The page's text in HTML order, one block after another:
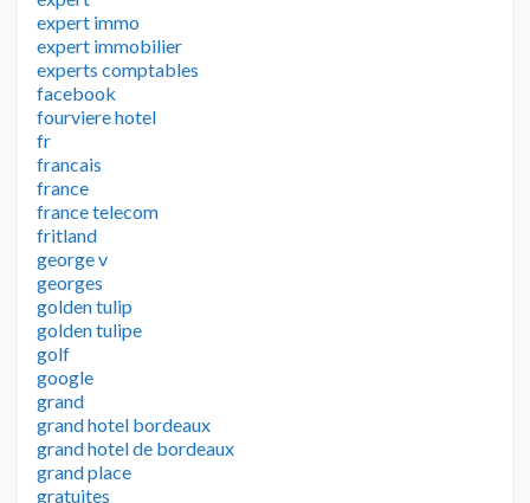
expert immo
expert immobilier
experts comptables
facebook
fourviere hotel
fr
francais
france
france telecom
fritland
george v
georges
golden tulip
golden tulipe
golf
google
grand
grand hotel bordeaux
grand hotel de bordeaux
grand place
gratuites